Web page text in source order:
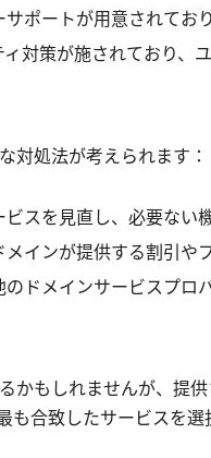
ポートが用意されてお
対策が施されており、
対処法が考えられます：
スを見直し、必要ない
インが提供する割引や
ドメインサービスプロ
かもしれませんが、提
合致したサービスを選